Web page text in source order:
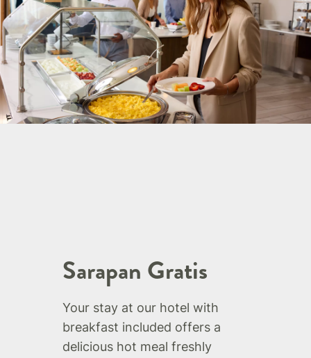
Sarapan Gratis
Your stay at our hotel with
breakfast included offers a
delicious hot meal freshly